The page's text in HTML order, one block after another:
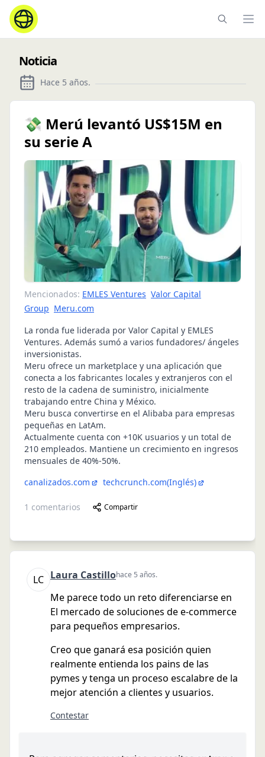
Noticia
Hace 5 años.
💸 Merú levantó US$15M en
su serie A
Mencionados: EMLES Ventures Valor Capital
Group Meru.com
La ronda fue liderada por Valor Capital y EMLES
Ventures. Además sumó a varios fundadores/ ángeles
inversionistas.
Meru ofrece un marketplace y una aplicación que
conecta a los fabricantes locales y extranjeros con el
resto de la cadena de suministro, inicialmente
trabajando entre China y México.
Meru busca convertirse en el Alibaba para empresas
pequeñas en LatAm.
Actualmente cuenta con +10K usuarios y un total de
210 empleados. Mantiene un crecimiento en ingresos
mensuales de 40%-50%.
canalizados.com
techcrunch.com(Inglés)
1 comentarios Compartir
LC Laura Castillohace 5 años.
Me parece todo un reto diferenciarse en
El mercado de soluciones de e-commerce
para pequeños empresarios.
Creo que ganará esa posición quien
realmente entienda los pains de las
pymes y tenga un proceso escalabre de la
mejor atención a clientes y usuarios.
Contestar